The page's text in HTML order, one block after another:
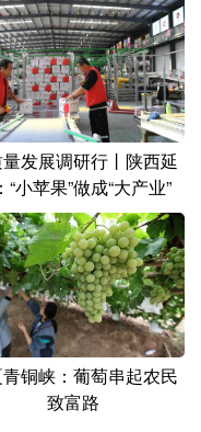
عربى
本語 한국어
发展调研行丨陕西延
“小苹果”做成“大产业”
铜峡：葡萄串起农民
致富路